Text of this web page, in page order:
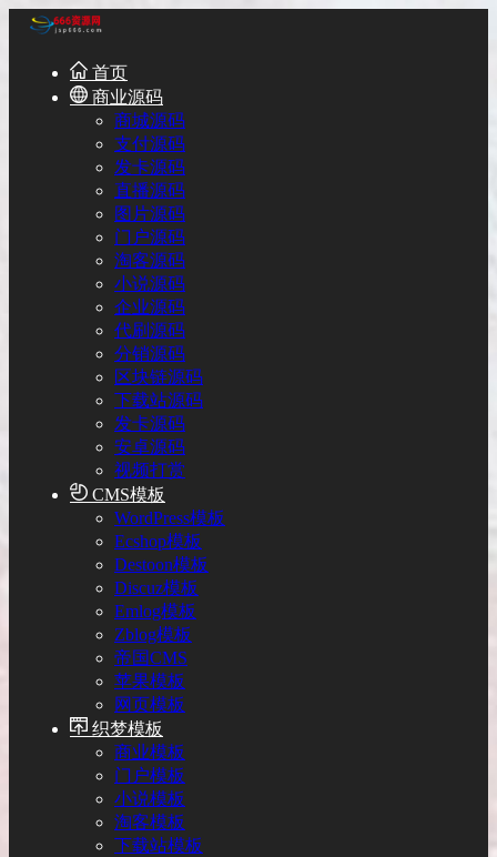
首页
商业源码
商城源码
支付源码
发卡源码
直播源码
图片源码
门户源码
淘客源码
小说源码
企业源码
代刷源码
分销源码
区块链源码
下载站源码
发卡源码
安卓源码
视频打赏
CMS模板
WordPress模板
Ecshop模板
Destoon模板
Discuz模板
Emlog模板
Zblog模板
帝国CMS
苹果模板
网页模板
织梦模板
商业模板
门户模板
小说模板
淘客模板
下载站模板